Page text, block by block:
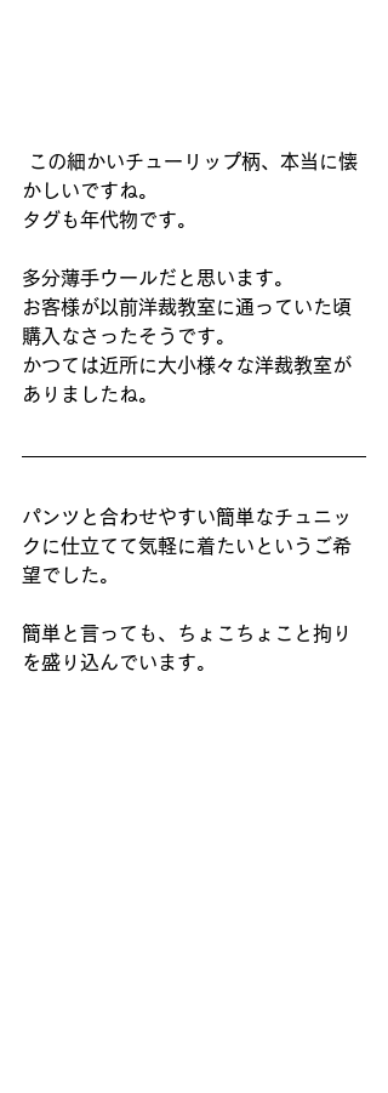
かしいですね。
タグも年代物です。
多分薄手ウールだと思います。
お客様が以前洋裁教室に通っていた頃
購入なさったそうです。
かつては近所に大小様々な洋裁教室が
ありましたね。
パンツと合わせやすい簡単なチュニッ
クに仕立てて気軽に着たいというご希
望でした。
簡単と言っても、ちょこちょこと拘り
を盛り込んでいます。